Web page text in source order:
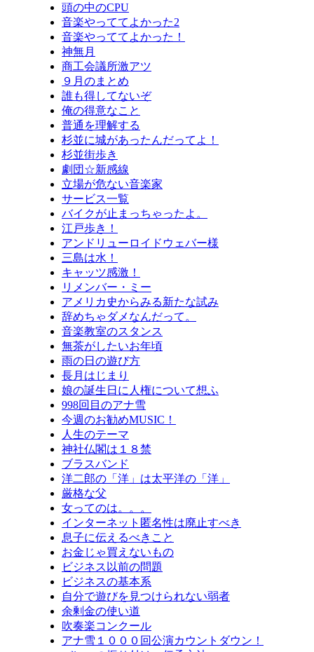
頭の中のCPU
音楽やっててよかった2
音楽やっててよかった！
神無月
商工会議所激アツ
９月のまとめ
誰も得してないぞ
俺の得意なこと
普通を理解する
杉並に城があったんだってよ！
杉並街歩き
劇団☆新感線
立場が危ない音楽家
サービス一覧
バイクが止まっちゃったよ。
江戸歩き！
アンドリューロイドウェバー様
三島は水！
キャッツ感激！
リメンバー・ミー
アメリカ史からみる新たな試み
辞めちゃダメなんだって。
音楽教室のスタンス
無茶がしたいお年頃
雨の日の遊び方
長月はじまり
娘の誕生日に人権について想ふ
998回目のアナ雪
今週のお勧めMUSIC！
人生のテーマ
神社仏閣は１８禁
ブラスバンド
洋二郎の「洋」は太平洋の「洋」
厳格な父
女ってのは。。。
インターネット匿名性は廃止すべき
息子に伝えるべきこと
お金じゃ買えないもの
ビジネス以前の問題
ビジネスの基本系
自分で遊びを見つけられない弱者
余剰金の使い道
吹奏楽コンクール
アナ雪１０００回公演カウントダウン！